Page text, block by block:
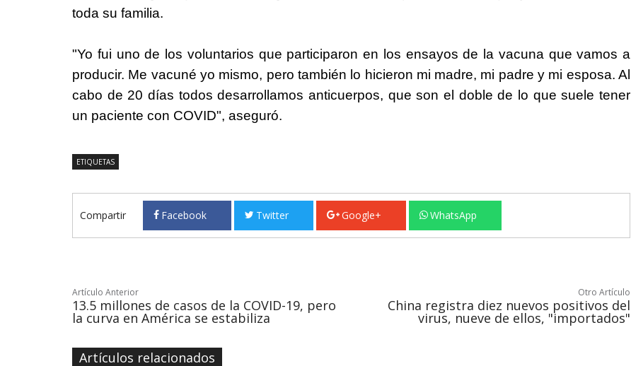
toda su familia.
"Yo fui uno de los voluntarios que participaron en los ensayos de la vacuna que vamos a
producir. Me vacuné yo mismo, pero también lo hicieron mi madre, mi padre y mi esposa. Al
cabo de 20 días todos desarrollamos anticuerpos, que son el doble de lo que suele tener
un paciente con COVID", aseguró.
ETIQUETAS
Compartir Facebook Twitter Google+ WhatsApp
Artículo Anterior
13.5 millones de casos de la COVID-19, pero
la curva en América se estabiliza
Otro Artículo
China registra diez nuevos positivos del
virus, nueve de ellos, "importados"
Artículos relacionados